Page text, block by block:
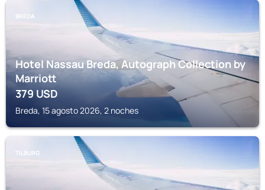
BREDA
Hotel Nassau Breda, Autograph Collection by
Marriott
379USD
Breda, 15 agosto 2026, 2 noches
TILBURG